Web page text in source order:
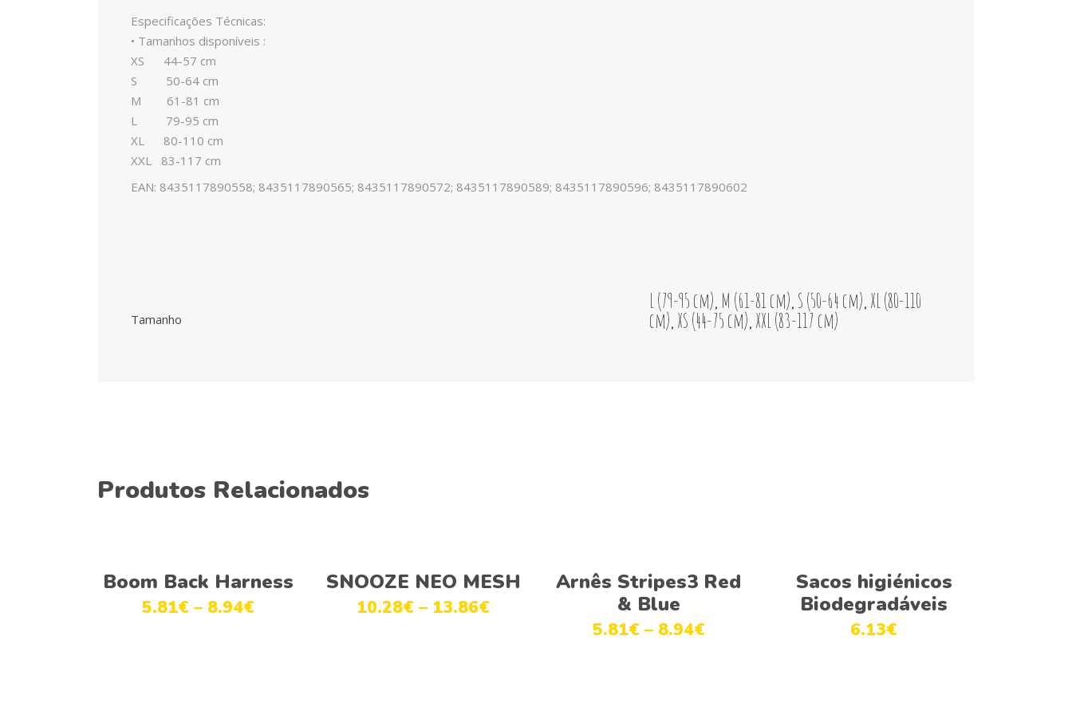
Especificações Técnicas:
• Tamanhos disponíveis :
XS 44-57 cm
S 50-64 cm
M 61-81 cm
L 79-95 cm
XL 80-110 cm
XXL 83-117 cm
EAN: 8435117890558; 8435117890565; 8435117890572; 8435117890589; 8435117890596; 8435117890602
Tamanho
L (79-95 cm), M (61-81 cm),S (50-64 cm),XL (80-110
cm),XS (44-75 cm),XXL (83-117 cm)
Produtos Relacionados
Ver opções
Boom Back Harness
5.81€ – 8.94€
Ver opções
SNOOZE NEO MESH
10.28€ – 13.86€
Ver opções
Arnês Stripes3 Red
& Blue
5.81€ – 8.94€
Adicionar
Sacos higiénicos
Biodegradáveis
6.13€